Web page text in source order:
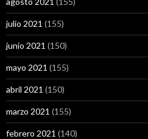
julio 2021 (155)
junio 2021 (150)
mayo 2021 (155)
abril 2021 (150)
marzo 2021 (155)
febrero 2021 (140)